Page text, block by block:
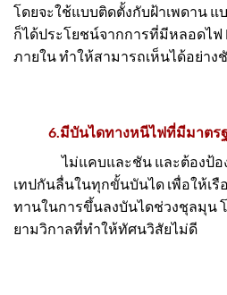
โดยจะใช้แบบติดตั้งกับฝ้าเพดาน
ก็ได้ประโยชน์จากการที่มีหลอดไฟ
ภายใน ทำให้สามารถเห็นได้อย่าง
6.มีบันไดทางหนีไฟที่มีมาตร
ไม่แคบและชัน และต้องป้อง
เทปกันลื่นในทุกขั้นบันได เพื่อให้เรื
ทานในการขึ้นลงบันไดช่วงชุลมุน
ยามวิกาลที่ทำให้ทัศนวิสัยไม่ดี